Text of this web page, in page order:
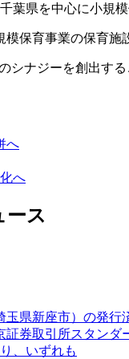
葉県を中心に小規
保育事業の保育施
シナジーを創出す
へ
へ
ース
県新座市）の発
券取引所スタン
、いずれも